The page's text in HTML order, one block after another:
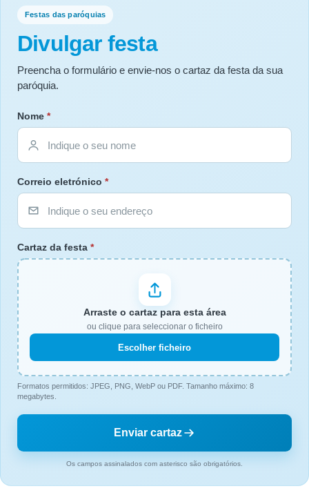
Festas das paróquias
Divulgar festa
Preencha o formulário e envie-nos o cartaz da festa da sua
paróquia.
Nome *
Correio eletrónico *
Cartaz da festa *
Arraste o cartaz para esta área
ou clique para seleccionar o ficheiro
Escolher ficheiro
Formatos permitidos: JPEG, PNG, WebP ou PDF. Tamanho máximo: 8
megabytes.
Enviar cartaz
Os campos assinalados com asterisco são obrigatórios.